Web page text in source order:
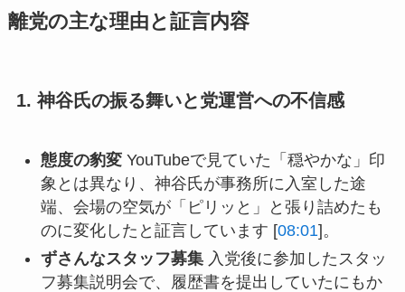
離党の主な理由と証言内容
1. 神谷氏の振る舞いと党運営への不信感
態度の豹変YouTubeで見ていた「穏やかな」印
象とは異なり、神谷氏が事務所に入室した途
端、会場の空気が「ピリッと」と張り詰めたも
のに変化したと証言しています [08:01]。
ずさんなスタッフ募集入党後に参加したスタッ
フ募集説明会で、履歴書を提出していたにもか